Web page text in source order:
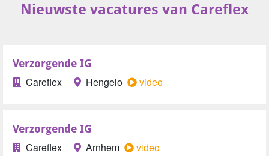
Nieuwste vacatures van Careflex
Verzorgende IG
Careflex Hengelo video
Verzorgende IG
Careflex Arnhem video